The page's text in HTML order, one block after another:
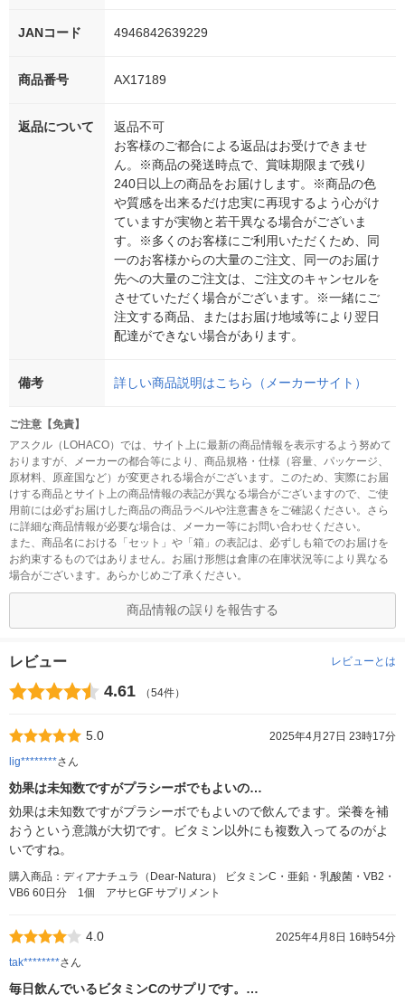
JANコード 4946842639229
商品番号 AX17189
返品について
返品不可
お客様のご都合による返品はお受けできませ
ん。※商品の発送時点で、賞味期限まで残り
240日以上の商品をお届けします。※商品の色
や質感を出来るだけ忠実に再現するよう心がけ
ていますが実物と若干異なる場合がございま
す。※多くのお客様にご利用いただくため、同
一のお客様からの大量のご注文、同一のお届け
先への大量のご注文は、ご注文のキャンセルを
させていただく場合がございます。※一緒にご
注文する商品、またはお届け地域等により翌日
配達ができない場合があります。
備考 詳しい商品説明はこちら（メーカーサイト）
ご注意【免責】
アスクル（LOHACO）では、サイト上に最新の商品情報を表示するよう努めて
おりますが、メーカーの都合等により、商品規格・仕様（容量、パッケージ、
原材料、原産国など）が変更される場合がございます。このため、実際にお届
けする商品とサイト上の商品情報の表記が異なる場合がございますので、ご使
用前には必ずお届けした商品の商品ラベルや注意書きをご確認ください。さら
に詳細な商品情報が必要な場合は、メーカー等にお問い合わせください。
また、商品名における「セット」や「箱」の表記は、必ずしも箱でのお届けを
お約束するものではありません。お届け形態は倉庫の在庫状況等により異なる
場合がございます。あらかじめご了承ください。
商品情報の誤りを報告する
レビュー レビューとは
4.61 （54件）
5.0
2025年4月27日 23時17分
lig********さん
効果は未知数ですがプラシーボでもよいの…
効果は未知数ですがプラシーボでもよいので飲んでます。栄養を補
おうという意識が大切です。ビタミン以外にも複数入ってるのがよ
いですね。
購入商品：ディアナチュラ（Dear-Natura） ビタミンC・亜鉛・乳酸菌・VB2・
VB6 60日分 1個 アサヒGF サプリメント
4.0
2025年4月8日 16時54分
tak********さん
毎日飲んでいるビタミンCのサプリです。…